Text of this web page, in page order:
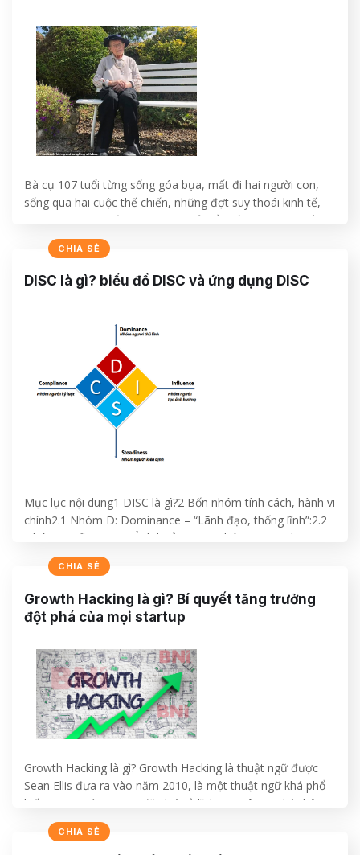
Bà cụ 107 tuổi từng sống góa bụa, mất đi hai người con,
sống qua hai cuộc thế chiến, những đợt suy thoái kinh tế,
dịch bệnh… Bà viết một lá thư ngỏ để nhắn mọi người rằng
“chuyện gì rồi cũng sẽ ổn”.
CONTINUE READING →
CHIA SẺ
DISC là gì? biểu đồ DISC và ứng dụng DISC
Mục lục nội dung1 DISC là gì?2 Bốn nhóm tính cách, hành vi
chính2.1 Nhóm D: Dominance – “Lãnh đạo, thống lĩnh”:2.2
Nhóm I: Influence – “Ảnh hưởng”:2.3 Nhóm S: Steadiness –
“Kiên định”:2.4 Nhóm C: Compliance – “Tuân Thủ”3 Bạn
thuộc nhóm DISC nào?4 Ứng dụng của DISC DISC là gì?
DISC được công…
CONTINUE READING
CHIA SẺ
Growth Hacking là gì? Bí quyết tăng trưởng
đột phá của mọi startup
Growth Hacking là gì? Growth Hacking là thuật ngữ được
Sean Ellis đưa ra vào năm 2010, là một thuật ngữ khá phổ
biến trong giới startup đặc biệt ở lĩnh vực công nghệ thông
tin, tuy nhiên nó cũng phổ biến trong giới Marketing, là một
su hướng cho các công ty vừa và…
CHIA SẺ